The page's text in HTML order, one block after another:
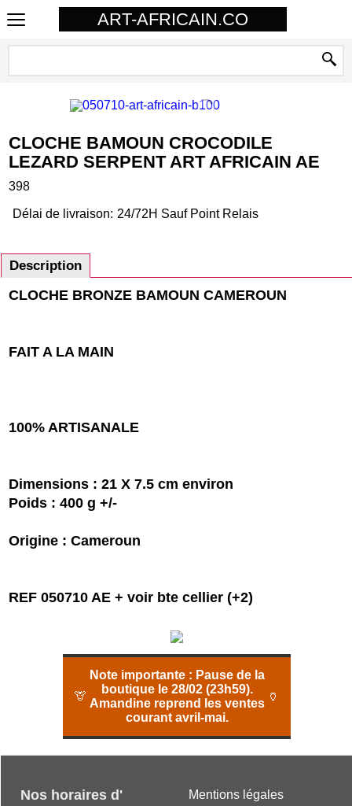
ART-AFRICAIN.CO
CLOCHE BAMOUN CROCODILE
LEZARD SERPENT ART AFRICAIN AE
398
Délai de livraison: 24/72H Sauf Point Relais
Description
CLOCHE BRONZE BAMOUN CAMEROUN
FAIT A LA MAIN
100% ARTISANALE
Dimensions : 21 X 7.5 cm environ
Poids : 400 g +/-
Origine : Cameroun
REF 050710 AE + voir bte cellier (+2)
🦒
Note importante : Pause de la
boutique le 28/02 (23h59).
Amandine reprend les ventes
courant avril-mai.
🏺
Mentions légales
Nos horaires d'